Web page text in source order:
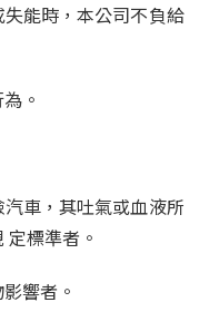
能時，本公司不負給
。
車，其吐氣或血液所
標準者。
響者。